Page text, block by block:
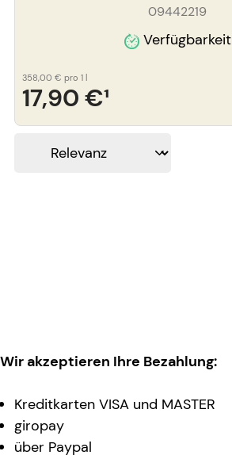
09442219
Verfügbarkeit
17,90 €¹
358,00 € pro 1 l
Wir akzeptieren Ihre Bezahlung:
Kreditkarten VISA und MASTER
giropay
über Paypal